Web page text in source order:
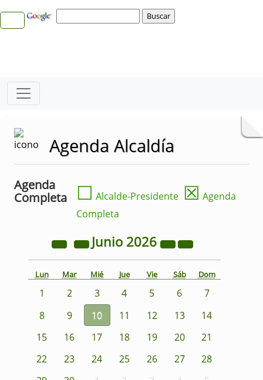
Agenda Alcaldía
Agenda
Completa
☐ Alcalde-Presidente ☒ Agenda
Completa
Junio 2026
Lun Mar Mié Jue Vie Sáb Dom
1 2 3 4 5 6
7
8
9 10 11 12 13
14
15
16 17 18 19 20
21
22
23 24 25 26 27
28